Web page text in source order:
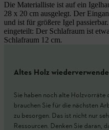
Die Materialliste ist auf ein
28 x 20 cm ausgelegt. Der
und ist für größere Igel
eingeteilt: Der Schlafraum ist
Schlafraum 12 cm.
Altes Holz
Sie haben noch alte Holzvorräte
brauchen Sie für die nächsten
zu besorgen. Das ist nicht nur
Ressourcen. Denken Sie daran,